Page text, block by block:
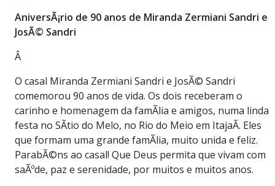
AniversÃ¡rio de 90 anos de Miranda Zermiani Sandri e
JosÃ© Sandri
Â
O casal Miranda Zermiani Sandri e JosÃ© Sandri
comemorou 90 anos de vida. Os dois receberam o
carinho e homenagem da famÃ­lia e amigos, numa linda
festa no SÃ­tio do Melo, no Rio do Meio em ItajaÃ­. Eles
que formam uma grande famÃ­lia, muito unida e feliz.
ParabÃ©ns ao casal! Que Deus permita que vivam com
saÃºde, paz e serenidade, por muitos e muitos anos.